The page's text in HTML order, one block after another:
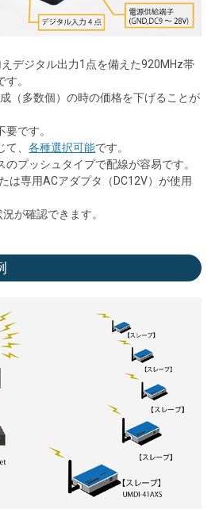
デジタル出力1点を備えた920MHz帯
。
（多数個）の時の価格を下げることが
です。
て、各種選択可能です。
プッシュタイプで配線が容易です。
は専用ACアダプタ（DC12V）が使用
況が確認できます。